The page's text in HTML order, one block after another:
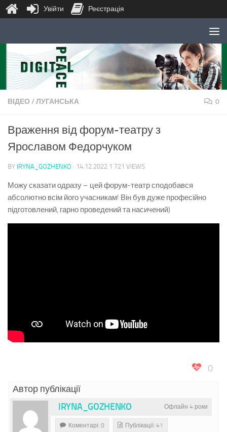
Skip to content
ВІДЕО /ЛУГАНСЬКА 0
Враження від форум-театру з
Ярославом Федорчуком
BY IRYNA_GOZHENKO · 14.12.2022 1 721 VIEWS
Можу сказати одразу – цей форум-театр сподобався
абсолютно всім його учасникам! Він був дуже професійно
підготовлений, гарно проведений та насичений)
0
Автор публікації
Офлайн 4 роки
IRYNA_GOZHENKO
Коментарі: 0 Публікації: 41
Увійти Реєстрація